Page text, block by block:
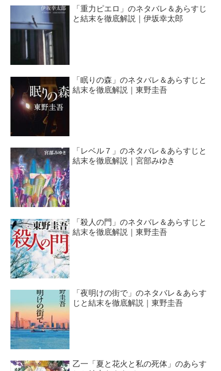
「重力ピエロ」のネタバレ＆あらすじ
と結末を徹底解説｜伊坂幸太郎
「眠りの森」のネタバレ＆あらすじと
結末を徹底解説｜東野圭吾
「レベル７」のネタバレ＆あらすじと
結末を徹底解説｜宮部みゆき
「殺人の門」のネタバレ＆あらすじと
結末を徹底解説｜東野圭吾
「夜明けの街で」のネタバレ＆あらす
じと結末を徹底解説｜東野圭吾
乙一「夏と花火と私の死体」のあらす